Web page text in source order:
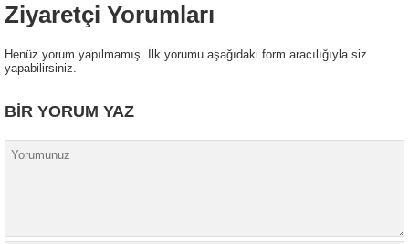
Ziyaretçi Yorumları
Henüz yorum yapılmamış. İlk yorumu aşağıdaki form aracılığıyla siz
yapabilirsiniz.
BİR YORUM YAZ